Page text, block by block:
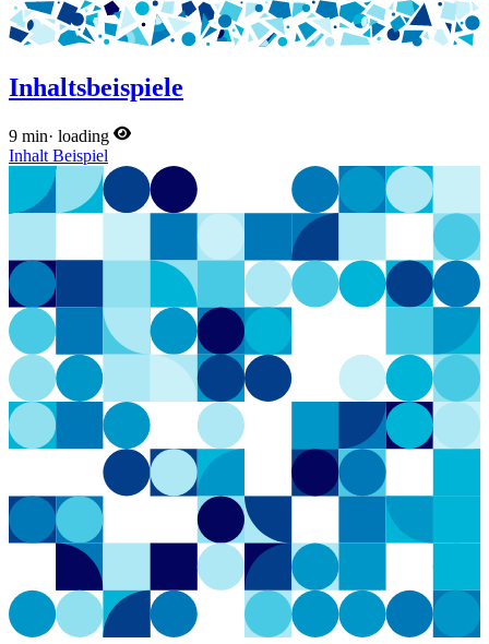
Inhaltsbeispiele
9 min· loading
Inhalt Beispiel